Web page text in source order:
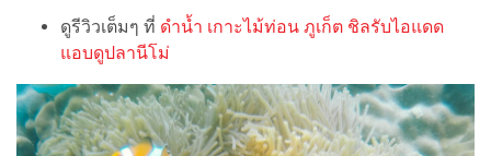
ดูรีวิวเต็มๆ ที่ ดำน้ำ เกาะไม้ท่อน ภูเก็ต ชิลรับไอแดด
แอบดูปลานีโม่